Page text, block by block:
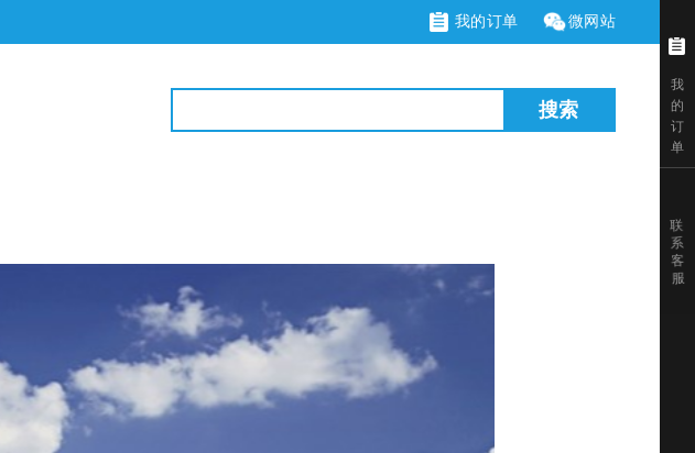
我的订单 微网站
搜索
我
的
订
单
联
系
客
服